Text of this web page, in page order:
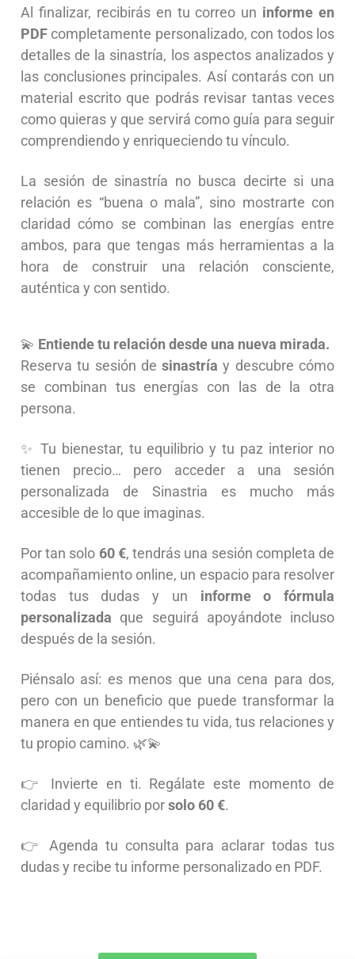
Al finalizar, recibirás en tu correo un informe en
PDF completamente personalizado, con todos los
detalles de la sinastría, los aspectos analizados y
las conclusiones principales. Así contarás con un
material escrito que podrás revisar tantas veces
como quieras y que servirá como guía para seguir
comprendiendo y enriqueciendo tu vínculo.
La sesión de sinastría no busca decirte si una
relación es “buena o mala”, sino mostrarte con
claridad cómo se combinan las energías entre
ambos, para que tengas más herramientas a la
hora de construir una relación consciente,
auténtica y con sentido.
💫 Entiende tu relación desde una nueva mirada.
Reserva tu sesión desinastría y descubre cómo
se combinan tus energías con las de la otra
persona.
✨ Tu bienestar, tu equilibrio y tu paz interior no
tienen precio… pero acceder a una sesión
personalizada de Sinastria es mucho más
accesible de lo que imaginas.
Por tan solo 60 €, tendrás una sesión completa de
acompañamiento online, un espacio para resolver
todas tus dudas y un informe o fórmula
personalizada que seguirá apoyándote incluso
después de la sesión.
Piénsalo así: es menos que una cena para dos,
pero con un beneficio que puede transformar la
manera en que entiendes tu vida, tus relaciones y
tu propio camino. 🌿💫
👉 Invierte en ti. Regálate este momento de
claridad y equilibrio porsolo 60 €.
👉 Agenda tu consulta para aclarar todas tus
dudas y recibe tu informe personalizado en PDF.